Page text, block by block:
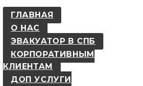
ГЛАВНАЯ
О НАС
ЭВАКУАТОР В СПБ
КОРПОРАТИВНЫМ
КЛИЕНТАМ
ДОП УСЛУГИ